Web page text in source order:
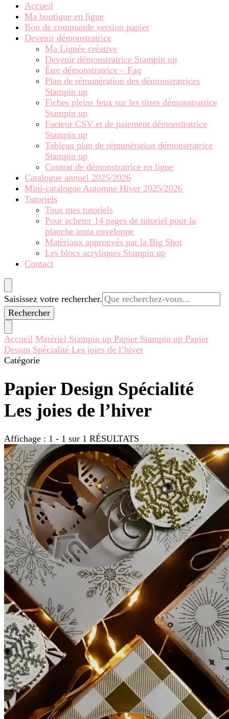
Accueil
Ma boutique en ligne
Bon de commande version papier
Devenir démonstratrice
Ma Lignée créative
Devenir démonstratrice Stampin up
Être démonstratrice – Faq
Plan de rémunération des démonstratrices
Stampin up
Fiches pleins feux sur les titres démonstratrice
Stampin up
Facteur CSV et de paiement démonstratrice
Stampin up
Tableau plan de rémunération démonstratrice
Stampin up
Contrat de démonstratrice en ligne
Catalogue annuel 2025/2026
Mini-catalogue Automne Hiver 2025/2026
Tutoriels
Tous mes tutoriels
Pour acheter 14 pages de tutoriel pour la
planche insta enveloppe
Matériaux approuvés par la Big Shot
Les blocs acryliques Stampin up
Contact
Vous
recherchiez
quelque
Saisissez votre rechercher.
Accueil Matériel Stampin up Papier Stampin up Papier
Design Spécialité Les joies de l’hiver
Catégorie
Papier Design Spécialité
Les joies de l’hiver
Affichage : 1 - 1 sur 1 RÉSULTATS